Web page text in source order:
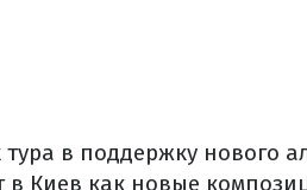
тура в поддержку нового
в Киев как новые